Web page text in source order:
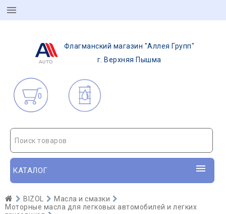
Флагманский магазин "Аллея Групп"
г. Верхняя Пышма
0
Поиск товаров
КАТАЛОГ
BIZOL
Масла и смазки
Моторные масла для легковых автомобилей и легких